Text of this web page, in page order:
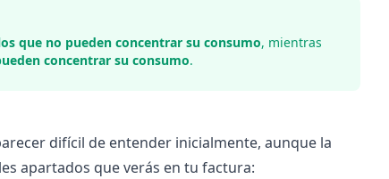
que no pueden concentrar su consumo, mientras
concentrar su consumo.
difícil de entender inicialmente, aunque la
apartados que verás en tu factura: